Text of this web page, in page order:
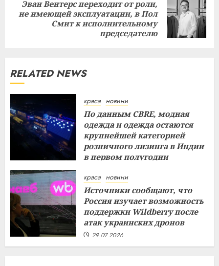
Next
Эван Вентерс переходит от роли,
не имеющей эксплуатации, в Пол
Смит к исполнительному
председателю
RELATED NEWS
краса новини
По данным CBRE, модная
одежда и одежда остаются
крупнейшей категорией
розничного лизинга в Индии
в первом полугодии
краса новини
Источники сообщают, что
Россия изучает возможность
поддержки Wildberry после
атак украинских дронов
29.07.2026